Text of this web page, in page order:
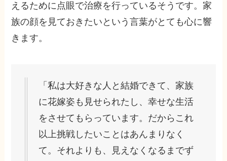
えるために点眼で治療を行っているそうです。家
族の顔を見ておきたいという言葉がとても心に響
きます。
「私は大好きな人と結婚できて、家族
に花嫁姿も見せられたし、幸せな生活
をさせてもらっています。だからこれ
以上挑戦したいことはあんまりなく
て。それよりも、見えなくなるまでず